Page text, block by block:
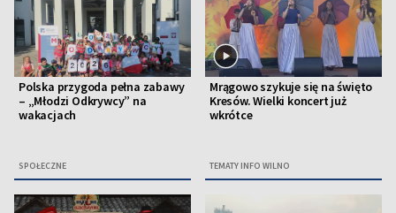
Polska przygoda pełna zabawy
– „Młodzi Odkrywcy” na
wakacjach
SPOŁECZNE
Mrągowo szykuje się na święto
Kresów. Wielki koncert już
wkrótce
TEMATY INFO WILNO